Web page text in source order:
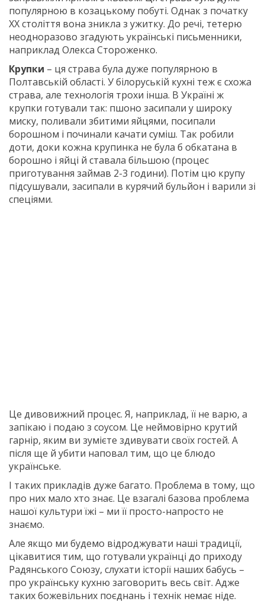
популярною в козацькому побуті. Однак з початку
XX століття вона зникла з ужитку. До речі, тетерю
неодноразово згадують українські письменники,
наприклад Олекса Стороженко.
Крупки – ця страва була дуже популярною в
Полтавській області. У білоруській кухні теж є схожа
страва, але технологія трохи інша. В Україні ж
крупки готували так: пшоно засипали у широку
миску, поливали збитими яйцями, посипали
борошном і починали качати суміш. Так робили
доти, доки кожна крупинка не була б обкатана в
борошно і яйці й ставала більшою (процес
приготування займав 2-3 години). Потім цю крупу
підсушували, засипали в курячий бульйон і варили зі
спеціями.
Це дивовижний процес. Я, наприклад, її не варю, а
запікаю і подаю з соусом. Це неймовірно крутий
гарнір, яким ви зумієте здивувати своїх гостей. А
після ще й убити наповал тим, що це блюдо
українське.
І таких прикладів дуже багато. Проблема в тому, що
про них мало хто знає. Це взагалі базова проблема
нашої культури їжі – ми її просто-напросто не
знаємо.
Але якщо ми будемо відроджувати наші традиції,
цікавитися тим, що готували українці до приходу
Радянського Союзу, слухати історії наших бабусь –
про українську кухню заговорить весь світ. Адже
таких божевільних поєднань і технік немає ніде.